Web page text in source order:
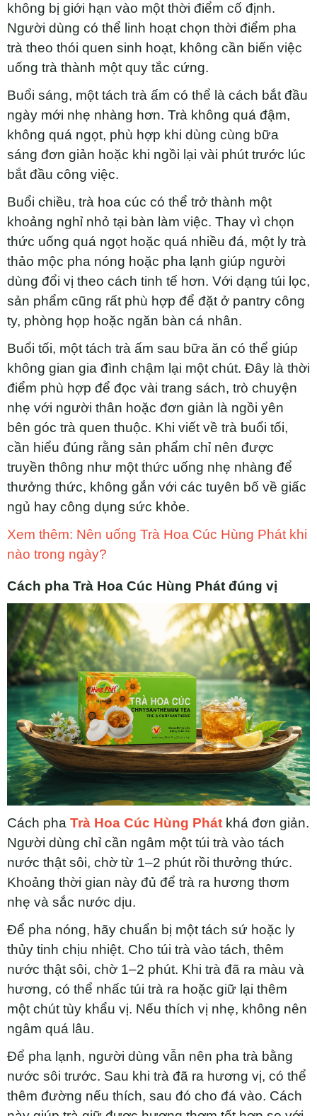
không bị giới hạn vào một thời điểm cố định.
Người dùng có thể linh hoạt chọn thời điểm pha
trà theo thói quen sinh hoạt, không cần biến việc
uống trà thành một quy tắc cứng.
Buổi sáng, một tách trà ấm có thể là cách bắt đầu
ngày mới nhẹ nhàng hơn. Trà không quá đậm,
không quá ngọt, phù hợp khi dùng cùng bữa
sáng đơn giản hoặc khi ngồi lại vài phút trước lúc
bắt đầu công việc.
Buổi chiều, trà hoa cúc có thể trở thành một
khoảng nghỉ nhỏ tại bàn làm việc. Thay vì chọn
thức uống quá ngọt hoặc quá nhiều đá, một ly trà
thảo mộc pha nóng hoặc pha lạnh giúp người
dùng đổi vị theo cách tinh tế hơn. Với dạng túi lọc,
sản phẩm cũng rất phù hợp để đặt ở pantry công
ty, phòng họp hoặc ngăn bàn cá nhân.
Buổi tối, một tách trà ấm sau bữa ăn có thể giúp
không gian gia đình chậm lại một chút. Đây là thời
điểm phù hợp để đọc vài trang sách, trò chuyện
nhẹ với người thân hoặc đơn giản là ngồi yên
bên góc trà quen thuộc. Khi viết về trà buổi tối,
cần hiểu đúng rằng sản phẩm chỉ nên được
truyền thông như một thức uống nhẹ nhàng để
thưởng thức, không gắn với các tuyên bố về giấc
ngủ hay công dụng sức khỏe.
Xem thêm: Nên uống Trà Hoa Cúc Hùng Phát khi
nào trong ngày?
Cách pha Trà Hoa Cúc Hùng Phát đúng vị
Cách pha Trà Hoa Cúc Hùng Phát khá đơn giản.
Người dùng chỉ cần ngâm một túi trà vào tách
nước thật sôi, chờ từ 1–2 phút rồi thưởng thức.
Khoảng thời gian này đủ để trà ra hương thơm
nhẹ và sắc nước dịu.
Để pha nóng, hãy chuẩn bị một tách sứ hoặc ly
thủy tinh chịu nhiệt. Cho túi trà vào tách, thêm
nước thật sôi, chờ 1–2 phút. Khi trà đã ra màu và
hương, có thể nhấc túi trà ra hoặc giữ lại thêm
một chút tùy khẩu vị. Nếu thích vị nhẹ, không nên
ngâm quá lâu.
Để pha lạnh, người dùng vẫn nên pha trà bằng
nước sôi trước. Sau khi trà đã ra hương vị, có thể
thêm đường nếu thích, sau đó cho đá vào. Cách